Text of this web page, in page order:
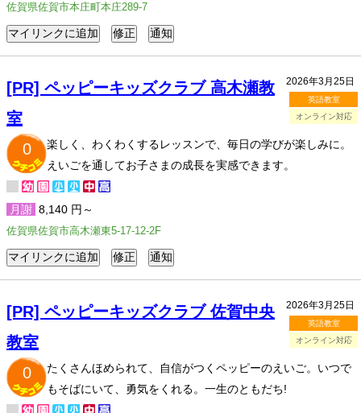
佐賀県佐賀市本庄町本庄289-7
2026年3月25日
英語教室
オンライン対応
[PR] ペッピーキッズクラブ 高木瀬教
室
0
楽しく、わくわくするレッスンで、毎日の学びが楽しみに。
えいごを通してお子さまの成長を実感できます。
月謝 8,140 円～
佐賀県佐賀市高木瀬東5-17-12-2F
2026年3月25日
英語教室
オンライン対応
[PR] ペッピーキッズクラブ 佐賀中央
教室
0
たくさんほめられて、自信がつくペッピーのえいご。いつで
もそばにいて、勇気をくれる。一生のともだち!